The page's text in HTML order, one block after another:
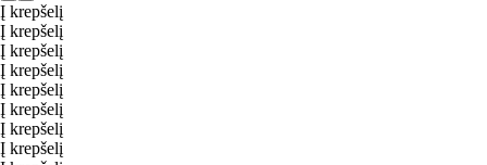
Į krepšelį
Į krepšelį
Į krepšelį
Į krepšelį
Į krepšelį
Į krepšelį
Į krepšelį
Į krepšelį